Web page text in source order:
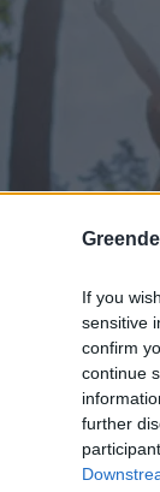
If you
sensitive
confirm
continue
further